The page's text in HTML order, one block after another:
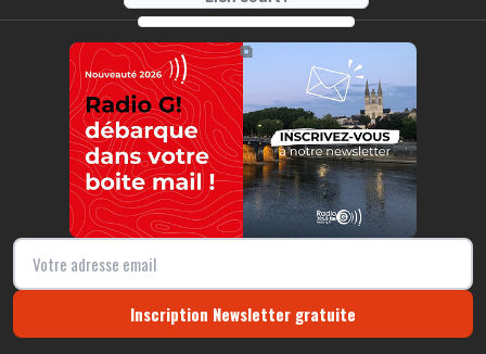
https://radio-g.fr?7504
⧉
Inscription Newsletter gratuite